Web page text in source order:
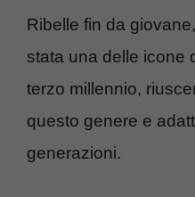
Ribelle fin da
stata una delle icone
terzo millennio,
questo genere e
generazioni.